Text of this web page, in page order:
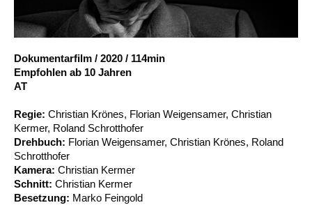
Suche
Dokumentarfilm / 2020 / 114min
Empfohlen ab 10 Jahren
AT
Regie: Christian Krönes, Florian Weigensamer, Christian
Kermer, Roland Schrotthofer
Drehbuch: Florian Weigensamer, Christian Krönes, Roland
Schrotthofer
Kamera: Christian Kermer
Schnitt: Christian Kermer
Besetzung: Marko Feingold